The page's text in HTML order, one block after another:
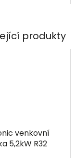
produkty
venkovní
5,2kW R32